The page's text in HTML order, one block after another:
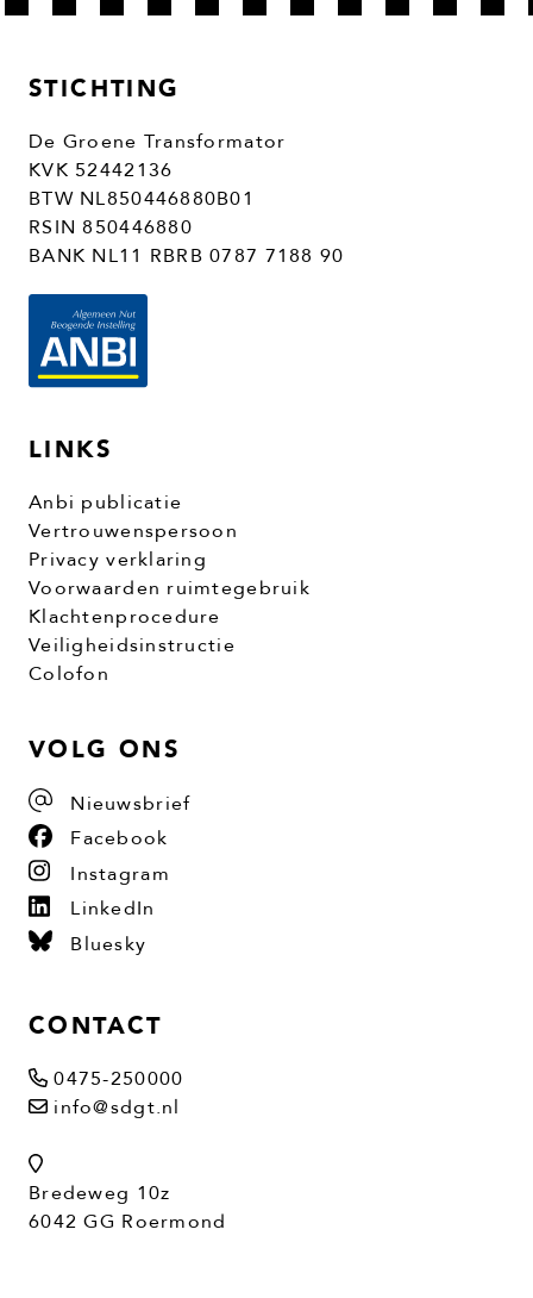
STICHTING
De Groene Transformator
KVK 52442136
BTW NL850446880B01
RSIN 850446880
BANK NL11 RBRB 0787 7188 90
LINKS
Anbi publicatie
Vertrouwenspersoon
Privacy verklaring
Voorwaarden ruimtegebruik
Klachtenprocedure
Veiligheidsinstructie
Colofon
VOLG ONS
Nieuwsbrief
Facebook
Instagram
LinkedIn
Bluesky
CONTACT
0475-250000
info@sdgt.nl
Bredeweg 10z
6042 GG Roermond